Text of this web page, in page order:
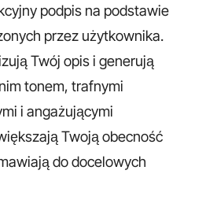
podpis na podstawie
przez użytkownika.
Twój opis i generują
tonem, trafnymi
i angażującymi
Twoją obecność
do docelowych